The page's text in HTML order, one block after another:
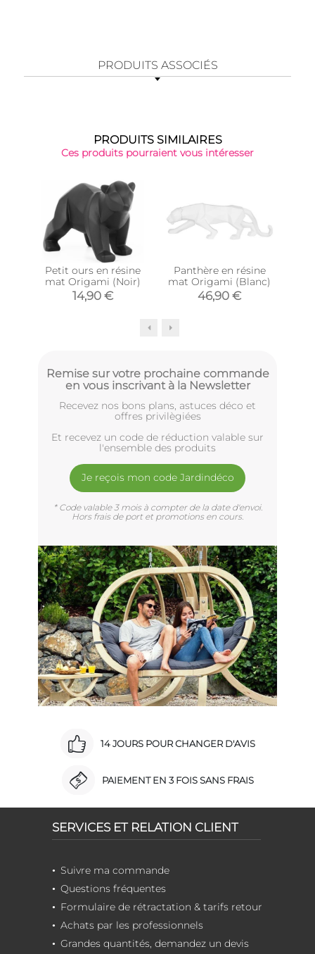
PRODUITS ASSOCIÉS
PRODUITS SIMILAIRES
Ces produits pourraient vous intéresser
Petit ours en résine
mat Origami (Noir)
14,90 €
Panthère en résine
mat Origami (Blanc)
46,90 €
Remise sur votre prochaine commande
en vous inscrivant à la Newsletter
Recevez nos bons plans, astuces déco et
offres privilègiées
Et recevez un code de réduction valable sur
l'ensemble des produits
Je reçois mon code Jardindéco
* Code valable 3 mois à compter de la date d'envoi.
Hors frais de port et promotions en cours.
14 JOURS POUR CHANGER D'AVIS
PAIEMENT EN 3 FOIS SANS FRAIS
SERVICES ET RELATION CLIENT
Suivre ma commande
Questions fréquentes
Formulaire de rétractation & tarifs retour
Achats par les professionnels
Grandes quantités, demandez un devis